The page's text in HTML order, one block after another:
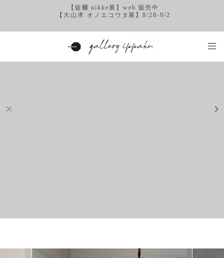
【徒爾 nikke展】web 販売中
【大山求 オノエコウタ展】8/28-9/2